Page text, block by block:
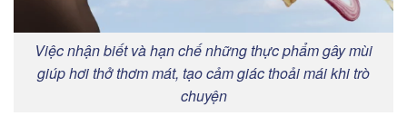
Việc nhận biết và hạn chế những thực phẩm gây mùi
giúp hơi thở thơm mát, tạo cảm giác thoải mái khi trò
chuyện